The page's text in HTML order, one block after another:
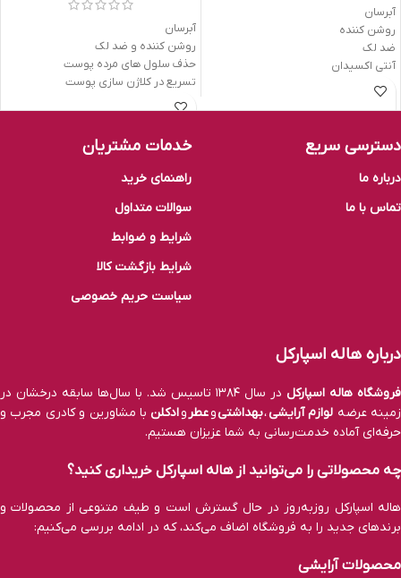
آبرسان
روشن کننده
ضد لک
آنتی اکسیدان
جلوگیری از خشکی
آبرسان
روشن کننده و ضد لک
حذف سلول ھای مرده پوست
تسریع در کلاژن سازی پوست
آنتی اکسيدان
دسترسی سریع
درباره ما
تماس با ما
خدمات مشتریان
راهنمای خرید
سوالات متداول
شرایط و ضوابط
شرایط بازگشت کالا
سیاست حریم خصوصی
درباره هاله اسپارکل
فروشگاه هاله اسپارکل
در سال ۱۳۸۴ تاسیس شد. با سال‌ها سابقه درخشان در
زمینه عرضه لوازم آرایشی،بهداشتیوعطر وادکلن با مشاورین و کادری مجرب و
حرفه‌ای آماده خدمت‌رسانی به شما عزیزان هستیم.
چه محصولاتی را می‌توانید از هاله اسپارکل خریداری کنید؟
هاله اسپارکل روزبه‌روز در حال گسترش است و طیف متنوعی از محصولات و
برند‌های جدید را به فروشگاه اضاف می‌کند، که در ادامه بررسی می‌کنیم:
محصولات آرایشی